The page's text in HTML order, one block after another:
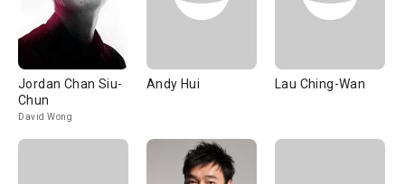
Jordan Chan Siu-
Chun
David Wong
Andy Hui Lau Ching-Wan